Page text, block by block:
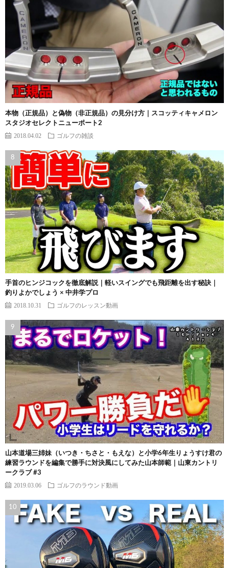
本物（正規品）と偽物（非正規品）の見分け方｜スコッティキャメロン
スタジオセレクトニューポート2
2018.04.02 ゴルフの雑談
手首のヒンジコックを徹底解説｜軽いスイングでも飛距離を出す秘訣｜
釣りよかでしょう × 中井学プロ
2018.10.31 ゴルフのレッスン動画
山本道場三姉妹（いつき・ちさと・もえな）と小学6年生りょうすけ君の
練習ラウンドを編集で勝手に対決風にしてみた山本師範｜山東カントリ
ークラブ #3
2019.03.06 ゴルフのラウンド動画